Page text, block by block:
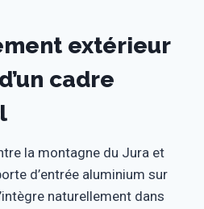
extérieur
cadre
la montagne du Jura et
d’entrée aluminium sur
naturellement dans